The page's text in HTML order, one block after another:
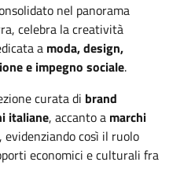
nel panorama
celebra la creatività
a moda, design,
e impegno sociale.
curata di brand
italiane, accanto a marchi
, evidenziando così il ruolo
economici e culturali fra